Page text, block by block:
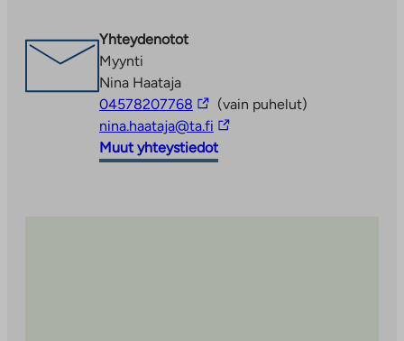
uuteen
välilehteen
Yhteydenotot
Myynti
Nina Haataja
04578207768 Linkki
vie
ulkopuoliseen
palveluun
(vain puhelut)
nina.haataja@ta.fi Linkki
vie
ulkopuoliseen
Muut yhteystiedot